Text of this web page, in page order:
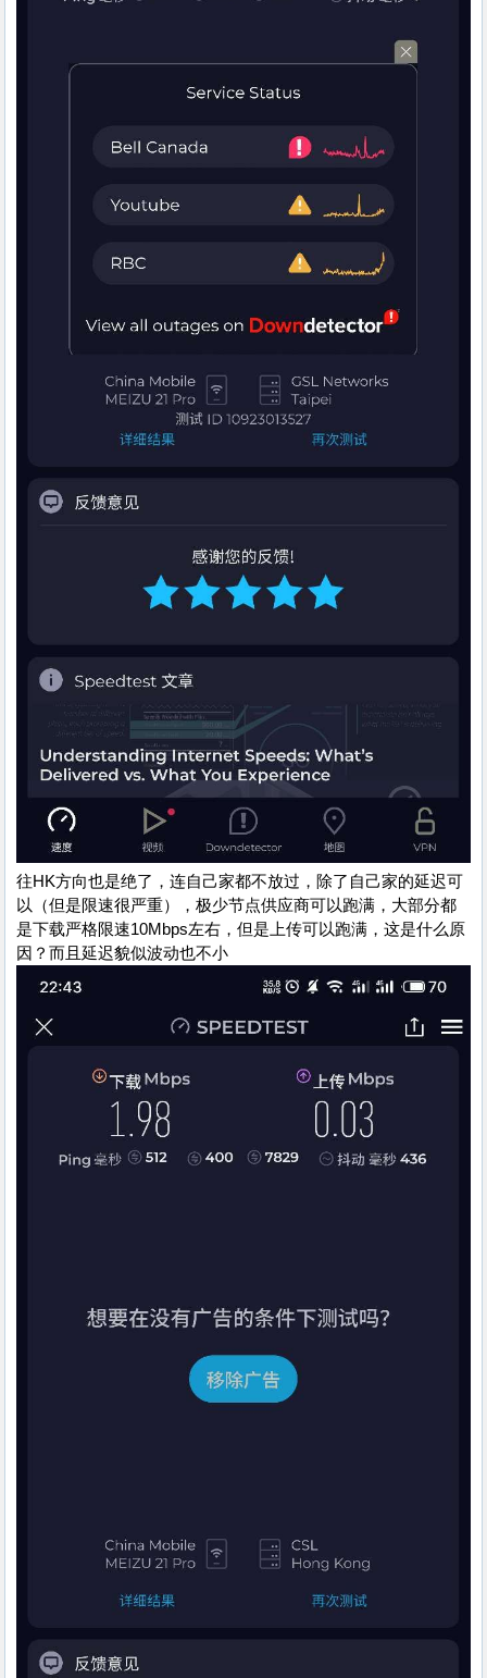
往HK方向也是绝了，连自己家都不放过，除了自己家的延迟可
以（但是限速很严重），极少节点供应商可以跑满，大部分都
是下载严格限速10Mbps左右，但是上传可以跑满，这是什么原
因？而且延迟貌似波动也不小